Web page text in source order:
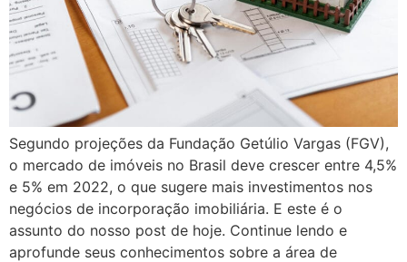
Segundo projeções da Fundação Getúlio Vargas (FGV),
o mercado de imóveis no Brasil deve crescer entre 4,5%
e 5% em 2022, o que sugere mais investimentos nos
negócios de incorporação imobiliária. E este é o
assunto do nosso post de hoje. Continue lendo e
aprofunde seus conhecimentos sobre a área de